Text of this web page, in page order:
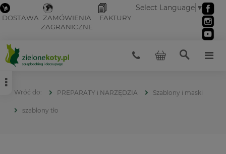
DOSTAWA ZAMÓWIENIA
ZAGRANICZNE
FAKTURY
Select Language ▼
PREPARATY i NARZĘDZIA Szablony i maski
szablony tło